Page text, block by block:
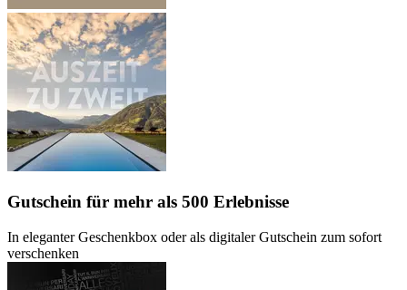
Gutschein für mehr als 500 Erlebnisse
In eleganter Geschenkbox oder als digitaler Gutschein zum sofort
verschenken